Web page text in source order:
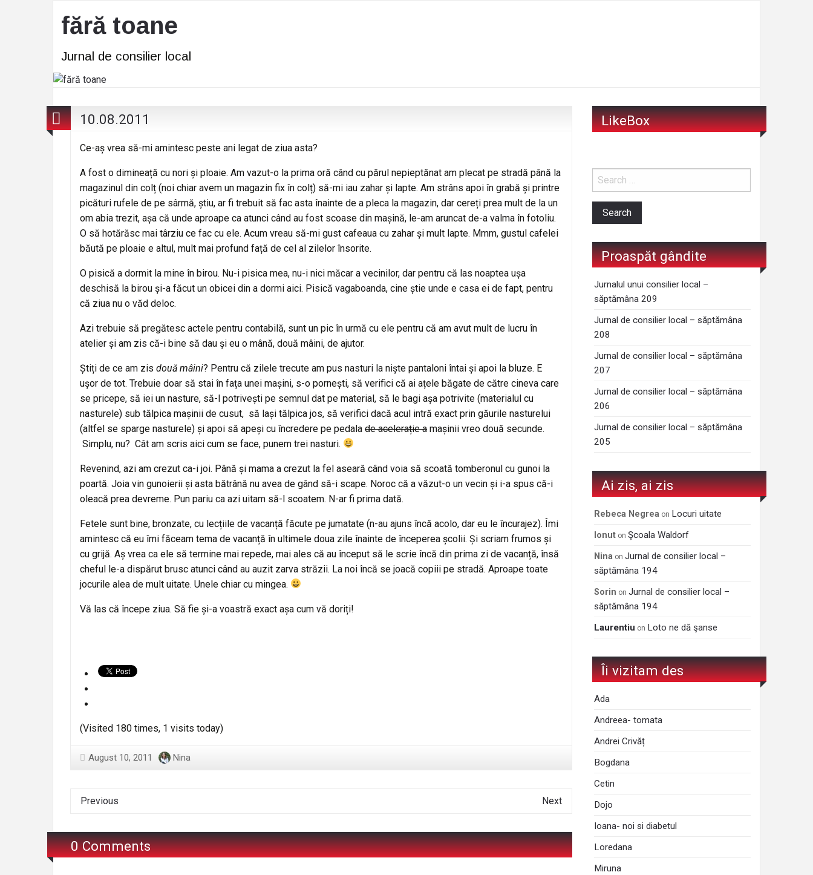
fără toane
Jurnal de consilier local
10.08.2011
Ce-aș vrea să-mi amintesc peste ani legat de ziua asta?
A fost o dimineață cu nori și ploaie. Am vazut-o la prima oră când cu părul nepieptănat am plecat pe stradă până la
magazinul din colț (noi chiar avem un magazin fix în colț) să-mi iau zahar și lapte. Am strâns apoi în grabă și printre
picături rufele de pe sârmă, știu, ar fi trebuit să fac asta înainte de a pleca la magazin, dar cereți prea mult de la un
om abia trezit, așa că unde aproape ca atunci când au fost scoase din mașină, le-am aruncat de-a valma în fotoliu.
O să hotărăsc mai târziu ce fac cu ele. Acum vreau să-mi gust cafeaua cu zahar și mult lapte. Mmm, gustul cafelei
băută pe ploaie e altul, mult mai profund față de cel al zilelor însorite.
O pisică a dormit la mine în birou. Nu-i pisica mea, nu-i nici măcar a vecinilor, dar pentru că las noaptea ușa
deschisă la birou și-a făcut un obicei din a dormi aici. Pisică vagaboanda, cine știe unde e casa ei de fapt, pentru
că ziua nu o văd deloc.
Azi trebuie să pregătesc actele pentru contabilă, sunt un pic în urmă cu ele pentru că am avut mult de lucru în
atelier și am zis că-i bine să dau și eu o mână, două mâini, de ajutor.
Știți de ce am zis două mâini? Pentru că zilele trecute am pus nasturi la niște pantaloni întai și apoi la bluze. E
ușor de tot. Trebuie doar să stai în fața unei mașini, s-o pornești, să verifici că ai ațele băgate de către cineva care
se pricepe, să iei un nasture, să-l potrivești pe semnul dat pe material, să le bagi așa potrivite (materialul cu
nasturele) sub tălpica mașinii de cusut, să lași tălpica jos, să verifici dacă acul intră exact prin găurile nasturelui
(altfel se sparge nasturele) și apoi să apeși cu încredere pe pedala de acelerație a mașinii vreo două secunde.
Simplu, nu? Cât am scris aici cum se face, punem trei nasturi.
Revenind, azi am crezut ca-i joi. Până și mama a crezut la fel aseară când voia să scoată tomberonul cu gunoi la
poartă. Joia vin gunoierii și asta bătrână nu avea de gând să-i scape. Noroc că a văzut-o un vecin și i-a spus că-i
oleacă prea devreme. Pun pariu ca azi uitam să-l scoatem. N-ar fi prima dată.
Fetele sunt bine, bronzate, cu lecțiile de vacanță făcute pe jumatate (n-au ajuns încă acolo, dar eu le încurajez). Îmi
amintesc că eu îmi făceam tema de vacanță în ultimele doua zile înainte de începerea școlii. Și scriam frumos și
cu grijă. Aș vrea ca ele să termine mai repede, mai ales că au început să le scrie încă din prima zi de vacanță, însă
cheful le-a dispărut brusc atunci când au auzit zarva străzii. La noi încă se joacă copiii pe stradă. Aproape toate
jocurile alea de mult uitate. Unele chiar cu mingea.
Vă las că începe ziua. Să fie și-a voastră exact așa cum vă doriți!
(Visited 180 times, 1 visits today)
August 10, 2011 Nina
Previous Next
0 Comments
LikeBox
Proaspăt gândite
Jurnalul unui consilier local –
săptămâna 209
Jurnal de consilier local – săptămâna
208
Jurnal de consilier local – săptămâna
207
Jurnal de consilier local – săptămâna
206
Jurnal de consilier local – săptămâna
205
Ai zis, ai zis
Rebeca Negrea on Locuri uitate
Ionut onŞcoala Waldorf
Nina onJurnal de consilier local –
săptămâna 194
Sorin onJurnal de consilier local –
săptămâna 194
Laurentiu on Loto ne dă şanse
Îi vizitam des
Ada
Andreea- tomata
Andrei Crivăț
Bogdana
Cetin
Dojo
Ioana- noi si diabetul
Loredana
Miruna